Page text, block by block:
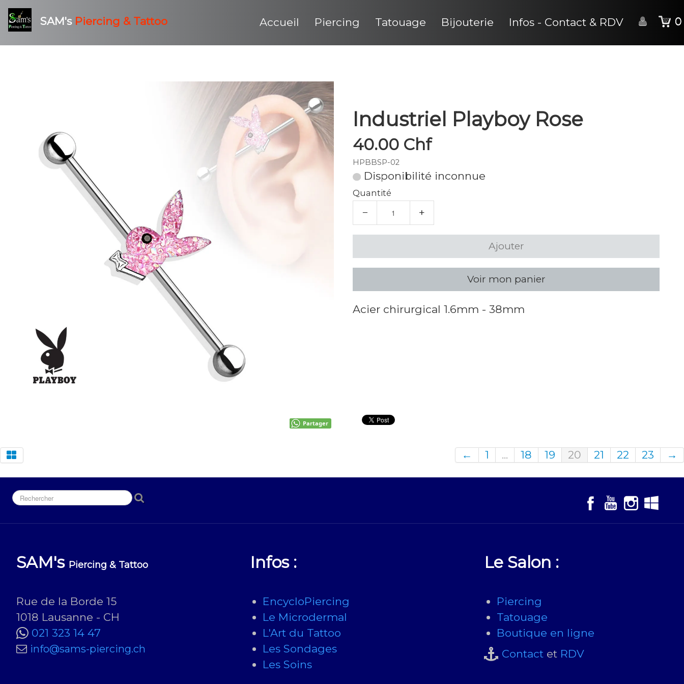
SAM'sPiercing & Tattoo Accueil Piercing Tatouage Bijouterie Infos - Contact & RDV 0
Industriel Playboy Rose
40.00 Chf
HPBBSP-02
Disponibilité inconnue
Quantité
− +
Ajouter
Voir mon panier
Acier chirurgical 1.6mm - 38mm
Partager
← 1 ... 18 19 20 21 22 23 →
SAM's Piercing & Tattoo
Rue de la Borde 15
1018 Lausanne - CH
021 323 14 47
info@sams-piercing.ch
Infos :
EncycloPiercing
Le Microdermal
L'Art du Tattoo
Les Sondages
Les Soins
Le Salon :
Piercing
Tatouage
Boutique en ligne
Contactet RDV